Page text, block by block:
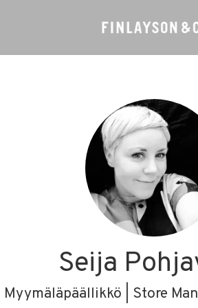
Seija
Myymäläpäällikkö | Store